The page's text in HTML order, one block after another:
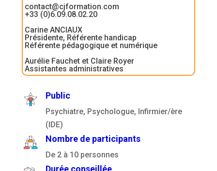
contact@cjformation.com
+33 (0)6.09.08.02.20
Carine ANCIAUX
Présidente, Référente handicap
Référente pédagogique et numérique
Aurélie Fauchet et Claire Royer
Assistantes administratives
Public
Psychiatre, Psychologue, Infirmier/ère
(IDE)
Nombre de participants
De 2 à 10 personnes
Durée conseillée